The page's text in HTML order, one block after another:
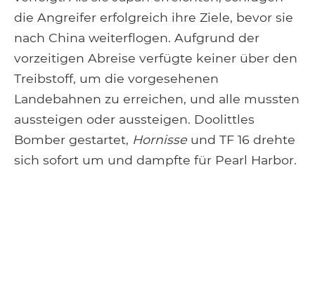
die Angreifer erfolgreich ihre Ziele, bevor sie
nach China weiterflogen. Aufgrund der
vorzeitigen Abreise verfügte keiner über den
Treibstoff, um die vorgesehenen
Landebahnen zu erreichen, und alle mussten
aussteigen oder aussteigen. Doolittles
Bomber gestartet, Hornisse und TF 16 drehte
sich sofort um und dampfte für Pearl Harbor.